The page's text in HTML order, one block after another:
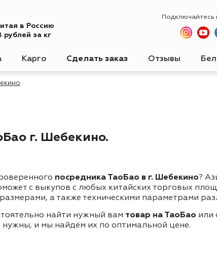
в Россию
рублей за кг
Подключайтесь
Карго Сделать заказ Отзывы
г. Шебекино.
посредника ТаоБао в г. Шебекино?
с выкупов с любых китайских торговых
а также техническими параметрами
найти нужный вам товар на ТаоБао или
и мы найдём их по оптимальной цене.